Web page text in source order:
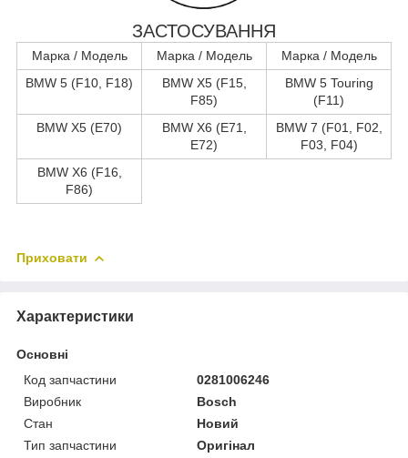
ЗАСТОСУВАННЯ
Марка / Модель Марка / Модель
Марка / Модель
BMW 5 (F10, F18)
BMW X5 (F15,
F85)
BMW 5 Touring
(F11)
BMW X5 (E70)
BMW X6 (E71,
E72)
BMW 7 (F01, F02,
F03, F04)
BMW X6 (F16,
F86)
Приховати
Характеристики
Основні
Код запчастини
0281006246
Виробник
Bosch
Стан
Новий
Тип запчастини
Оригінал